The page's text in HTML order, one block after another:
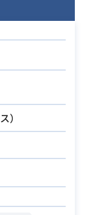
引き立た
を華やかに
、高スペッ
現に挑戦し
フェクト制
、ジュニア/
て作業工
る）
）